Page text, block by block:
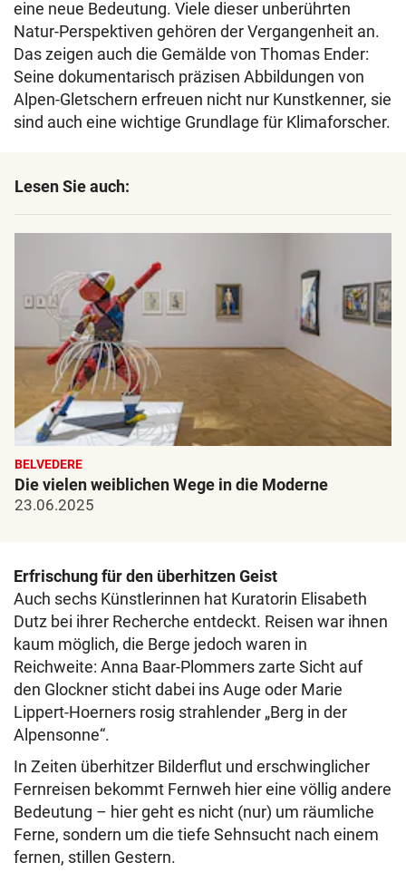
eine neue Bedeutung. Viele dieser unberührten
Natur-Perspektiven gehören der Vergangenheit an.
Das zeigen auch die Gemälde von Thomas Ender:
Seine dokumentarisch präzisen Abbildungen von
Alpen-Gletschern erfreuen nicht nur Kunstkenner, sie
sind auch eine wichtige Grundlage für Klimaforscher.
Lesen Sie auch:
BELVEDERE
Die vielen weiblichen Wege in die Moderne
23.06.2025
Erfrischung für den überhitzen Geist
Auch sechs Künstlerinnen hat Kuratorin Elisabeth
Dutz bei ihrer Recherche entdeckt. Reisen war ihnen
kaum möglich, die Berge jedoch waren in
Reichweite: Anna Baar-Plommers zarte Sicht auf
den Glockner sticht dabei ins Auge oder Marie
Lippert-Hoerners rosig strahlender „Berg in der
Alpensonne“.
In Zeiten überhitzer Bilderflut und erschwinglicher
Fernreisen bekommt Fernweh hier eine völlig andere
Bedeutung – hier geht es nicht (nur) um räumliche
Ferne, sondern um die tiefe Sehnsucht nach einem
fernen, stillen Gestern.